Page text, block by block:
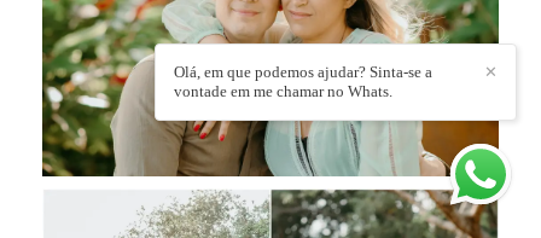
✕
Olá, em que podemos ajudar? Sinta-se a
vontade em me chamar no Whats.